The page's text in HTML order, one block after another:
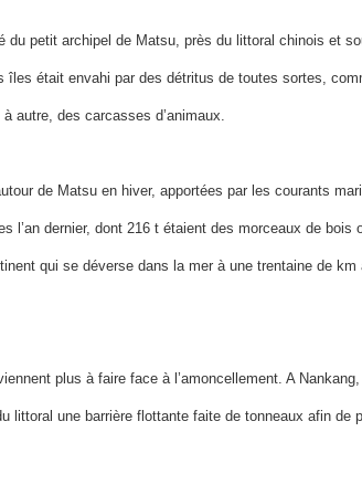
petit archipel de Matsu, près du littoral chinois et
était envahi par des détritus de toutes sortes,
autre, des carcasses d’animaux.
de Matsu en hiver, apportées par les courants
l’an dernier, dont 216 t étaient des morceaux de bois
qui se déverse dans la mer à une trentaine de km
plus à faire face à l’amoncellement. A
littoral une barrière flottante faite de tonneaux afin de